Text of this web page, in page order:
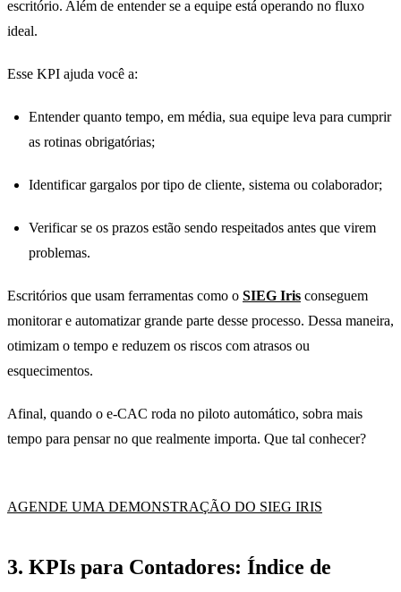
escritório. Além de entender se a equipe está operando no fluxo
ideal.
Esse KPI ajuda você a:
Entender quanto tempo, em média, sua equipe leva para cumprir
as rotinas obrigatórias;
Identificar gargalos por tipo de cliente, sistema ou colaborador;
Verificar se os prazos estão sendo respeitados antes que virem
problemas.
Escritórios que usam ferramentas como o SIEG Iris conseguem
monitorar e automatizar grande parte desse processo. Dessa maneira,
otimizam o tempo e reduzem os riscos com atrasos ou
esquecimentos.
Afinal, quando o e-CAC roda no piloto automático, sobra mais
tempo para pensar no que realmente importa. Que tal conhecer?
AGENDE UMA DEMONSTRAÇÃO DO SIEG IRIS
3. KPIs para Contadores: Índice de